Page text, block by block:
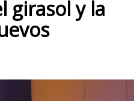
girasol y la